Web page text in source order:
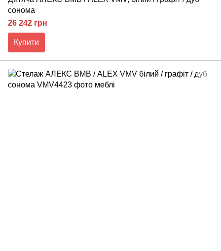
сонома
26 242 грн
Купити